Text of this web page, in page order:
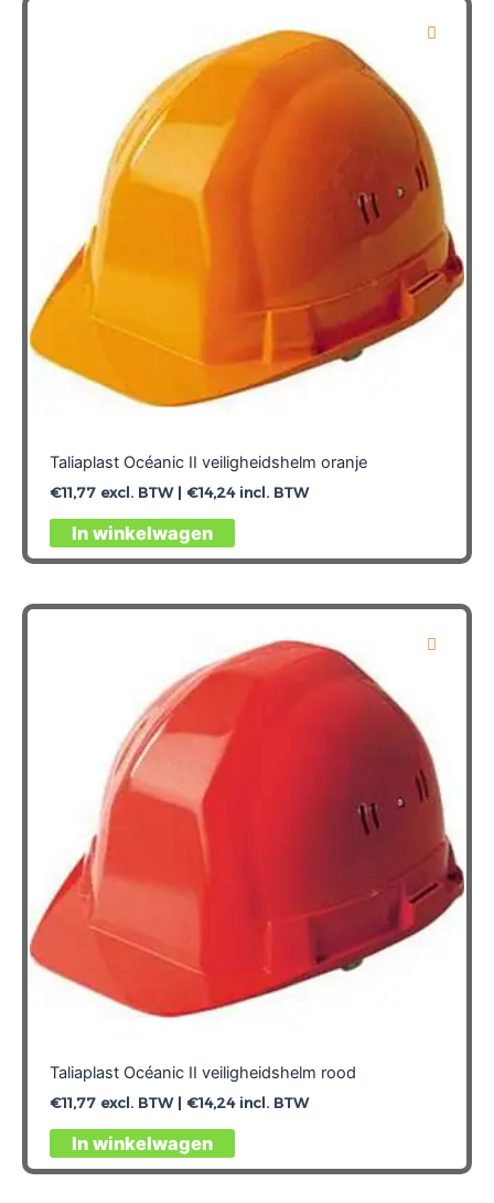
Taliaplast Océanic II veiligheidshelm oranje
€11,77excl. BTW | €14,24incl. BTW
In winkelwagen
Taliaplast Océanic II veiligheidshelm rood
€11,77excl. BTW | €14,24incl. BTW
In winkelwagen